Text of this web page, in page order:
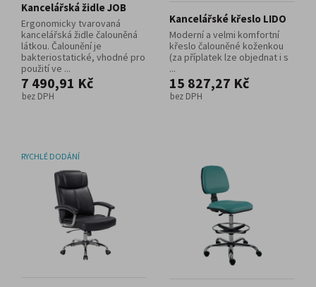
Kancelářská židle JOB
Ergonomicky tvarovaná
kancelářská židle čalouněná
látkou. Čalounění je
bakteriostatické, vhodné pro
použití ve ...
7 490,91 Kč
bez DPH
Kancelářské křeslo LIDO
Moderní a velmi komfortní
křeslo čalouněné koženkou
(za příplatek lze objednat i s
...
15 827,27 Kč
bez DPH
RYCHLÉ DODÁNÍ